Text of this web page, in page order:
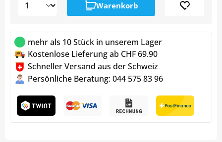
Warenkorb
mehr als 10 Stück in unserem Lager
Kostenlose Lieferung ab CHF 69.90
Schneller Versand aus der Schweiz
Persönliche Beratung: 044 575 83 96